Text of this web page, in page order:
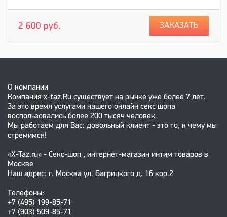
2 600 руб. ЗАКАЗАТЬ
О компании
Компания x-taz.Ru существует на рынке уже более 7 лет.
За это время услугами нашего онлайн секс шопа
воспользовались более 200 тысяч человек.
Мы работаем для Вас: довольный клиент - это то, к чему мы
стремимся!
«X-Taz.ru» - Секс-шоп , интернет-магазин интим товаров в
Москве
Наш адрес: г. Москва ул. Багрицкого д. 16 кор.2
Телефоны:
+7 (495) 199-85-71
+7 (903) 509-85-71